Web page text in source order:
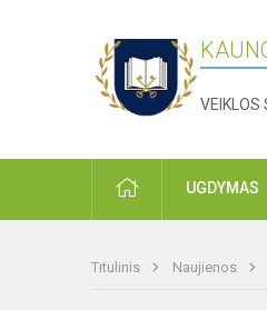
VEIKLOS
PRADŽIAUGDYMAS
Titulinis Naujienos